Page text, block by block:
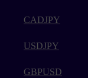
CADJPY
USDJPY
GBPUSD